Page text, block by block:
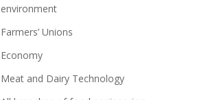
environment
Farmers’ Unions
Economy
Meat and Dairy Technology